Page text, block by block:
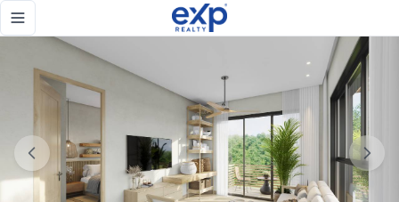
Toggle navigation menu
Increíbles apartamentos de 1 y 2 habitación en venta -